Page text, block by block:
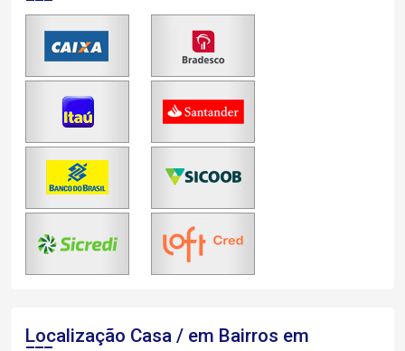
Localização Casa / em Bairros em